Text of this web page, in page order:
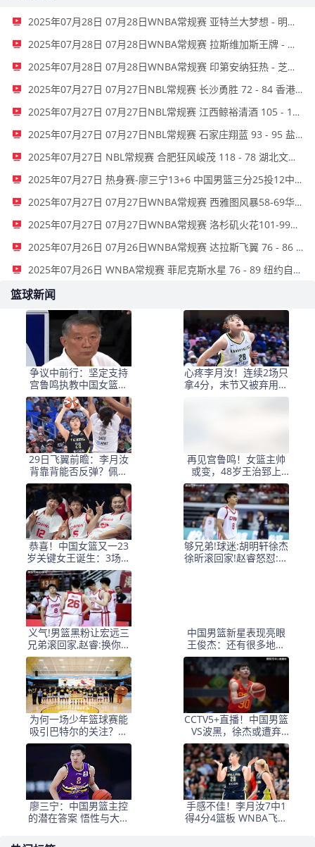
2025年07月28日 07月28日WNBA常规赛 亚特兰大梦想 - 明尼苏达山猫 全场集锦
2025年07月28日 07月28日WNBA常规赛 拉斯维加斯王牌 - 达拉斯飞翼 全场集锦
2025年07月28日 07月28日WNBA常规赛 印第安纳狂热 - 芝加哥天空 全场集锦
2025年07月27日 07月27日NBL常规赛 长沙勇胜 72 - 84 香港金牛 全场集锦
2025年07月27日 07月27日NBL常规赛 江西鲸裕清酒 105 - 103 广西威壮 全场集锦
2025年07月27日 07月27日NBL常规赛 石家庄翔蓝 93 - 95 盐南苏科雄狮 全场集锦
2025年07月27日 NBL常规赛 合肥狂风峻茂 118 - 78 湖北文旅 全场集锦
2025年07月27日 热身赛-廖三宁13+6 中国男篮三分25投12中轻取波黑
2025年07月27日 07月27日WNBA常规赛 西雅图风暴58-69华盛顿神秘人 全场集锦
2025年07月27日 07月27日WNBA常规赛 洛杉矶火花101-99纽约自由人 全场集锦
2025年07月26日 07月26日WNBA常规赛 达拉斯飞翼 76 - 86 金州女武神 全场集锦
2025年07月26日 WNBA常规赛 菲尼克斯水星 76 - 89 纽约自由人 全场集锦
篮球新闻
争议中前行：坚定支持
宫鲁鸣执教中国女篮的
深层考量
心疼李月汝！连续2场只
拿4分，末节又被弃用，
美国教练真不信任她
29日飞翼前瞻：李月汝
背靠背能否反弹？佩奇
复出力争率队走出困境
再见宫鲁鸣！女篮主帅
或变，48岁王治郅上
位，邀李梦重返，天亮
了
恭喜！中国女篮又一23
岁关键女王诞生：3场硬
仗闪耀带队夺冠
够兄弟!球迷:胡明轩徐杰
徐昕滚回家!赵睿怒怼:换
义气!男篮黑粉让宏远三
兄弟滚回家,赵睿:换你们
上!你们这帮打字的来
中国男篮新星表现亮眼
王俊杰：还有很多地方
需加强
为何一场少年篮球赛能
吸引巴特尔的关注？上
海队问鼎斯伯丁青少年
篮球总决赛
CCTV5+直播！中国男篮
VS波黑，徐杰或遭弃
用，郭士强明确12人名
单
廖三宁：中国男篮主控
的潜在答案 悟性与大心
手感不佳！李月汝7中1
得4分4篮板 WNBA飞翼